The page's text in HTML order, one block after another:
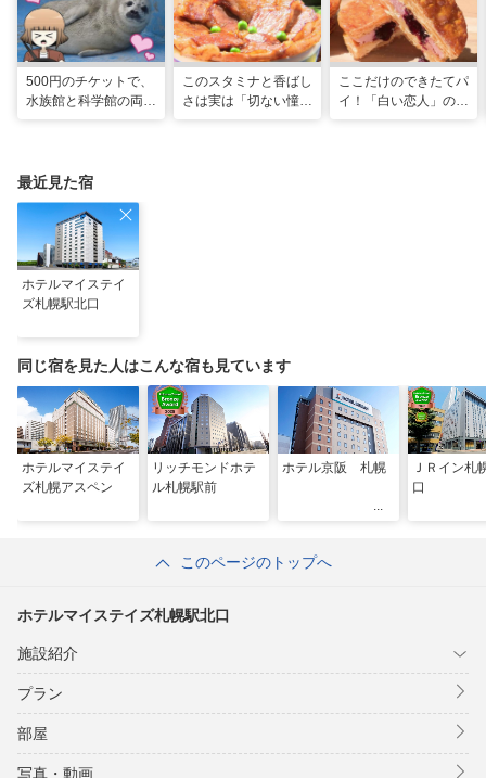
500円のチケットで、
水族館と科学館の両方
このスタミナと香ばし
さは実は「切ない憧
ここだけのできたてパ
イ！「白い恋人」の石
最近見た宿
ホテルマイステイ
ズ札幌駅北口
同じ宿を見た人はこんな宿も見ています
ホテルマイステイ
ズ札幌アスペン
リッチモンドホテ
ル札幌駅前
ホテル京阪 札幌
ＪＲイン札
口
このページのトップへ
ホテルマイステイズ札幌駅北口
施設紹介
プラン
部屋
写真・動画